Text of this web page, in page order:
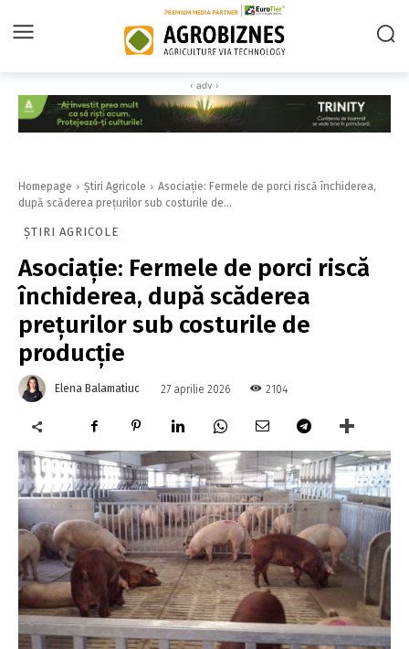
‹ adv ›
Homepage Știri Agricole
Asociație: Fermele de porci riscă închiderea,
după scăderea preţurilor sub costurile de...
ȘTIRI AGRICOLE
Asociație: Fermele de porci riscă
închiderea, după scăderea
preţurilor sub costurile de
producţie
Elena Balamatiuc 27 aprilie 2026 2104